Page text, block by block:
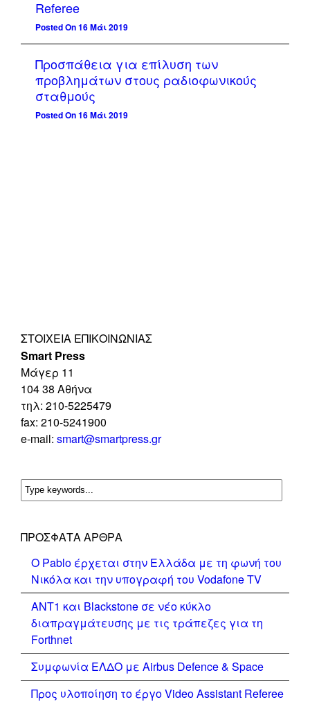
Referee
Posted On 16 Μάι 2019
Προσπάθεια για επίλυση των
προβλημάτων στους ραδιοφωνικούς
σταθμούς
Posted On 16 Μάι 2019
ΣΤΟΙΧΕΊΑ ΕΠΙΚΟΙΝΩΝΊΑΣ
Smart Press
Mάγερ 11
104 38 Αθήνα
τηλ: 210-5225479
fax: 210-5241900
e-mail: smart@smartpress.gr
ΠΡΌΣΦΑΤΑ ΆΡΘΡΑ
Ο Pablo έρχεται στην Ελλάδα με τη φωνή του
Νικόλα και την υπογραφή του Vodafone TV
ΑΝΤ1 και Blackstone σε νέο κύκλο
διαπραγμάτευσης με τις τράπεζες για τη
Forthnet
Συμφωνία ΕΛΔΟ με Airbus Defence & Space
Προς υλοποίηση το έργο Video Assistant Referee